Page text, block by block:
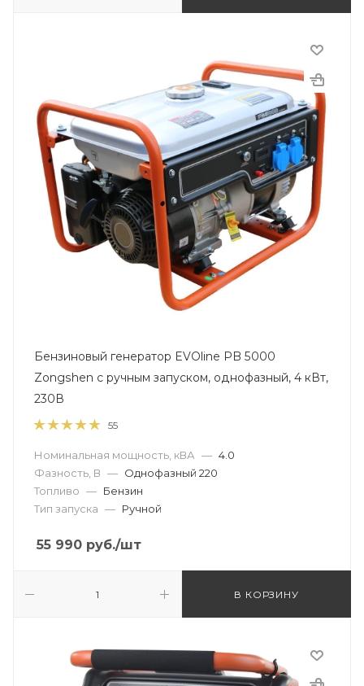
Бензиновый генератор EVOline PB 5000
Zongshen с ручным запуском, однофазный, 4 кВт,
230В
55
Номинальная мощность, кВА — 4.0
Фазность, В — Однофазный 220
Топливо — Бензин
Тип запуска — Ручной
55 990 руб./шт
В КОРЗИНУ